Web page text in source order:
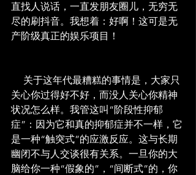
直找人说话，一直发朋友圈儿，无穷无
尽的刷抖音。我想着：好啊！这可是无
产阶级真正的娱乐项目！
关心你过得好不好，而没人关心你精神
状况怎么样。我管这叫“阶段性抑郁
症”：因为它和真的抑郁症并不一样，它
是一种“触突式”的应激反应。这与长期
幽闭不与人交谈很有关系。一旦你的大
脑给你一种“假象的”，“间断式”的，你